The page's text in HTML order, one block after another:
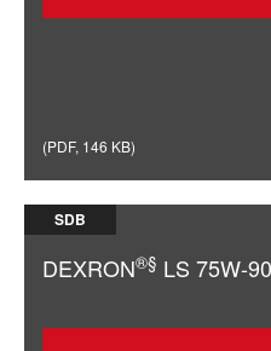
(PDF, 146 KB)
SDB
DEXRON®§ LS 75W-